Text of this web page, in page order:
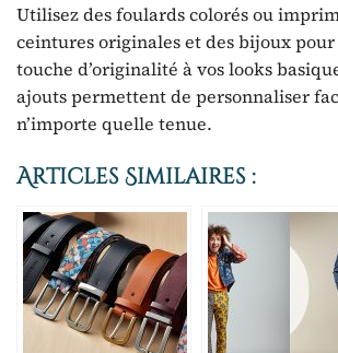
Utilisez des foulards colorés ou
ceintures originales et des bijoux
touche d’originalité à vos looks
ajouts permettent de personnaliser
n’importe quelle tenue.
Articles Similaires :